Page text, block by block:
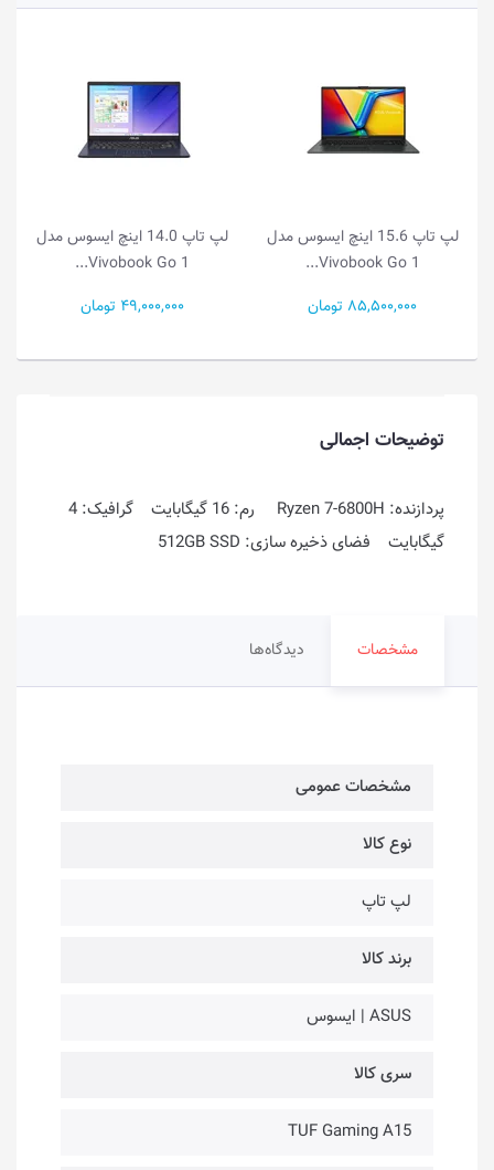
لپ تاپ 15.6 اینچ ایسوس مدل
Vivobook Go 1...
85,500,000 تومان
لپ تاپ 14.0 اینچ ایسوس مدل
Vivobook Go 1...
49,000,000 تومان
توضیحات اجمالی
پردازنده: Ryzen 7-6800H رم: 16 گیگابایت گرافیک: 4
گیگابایت فضای ذخیره سازی: 512GB SSD
مشخصات دیدگاه‌ها
مشخصات عمومی
نوع کالا
لپ تاپ
برند کالا
ASUS | ایسوس
سری کالا
TUF Gaming A15